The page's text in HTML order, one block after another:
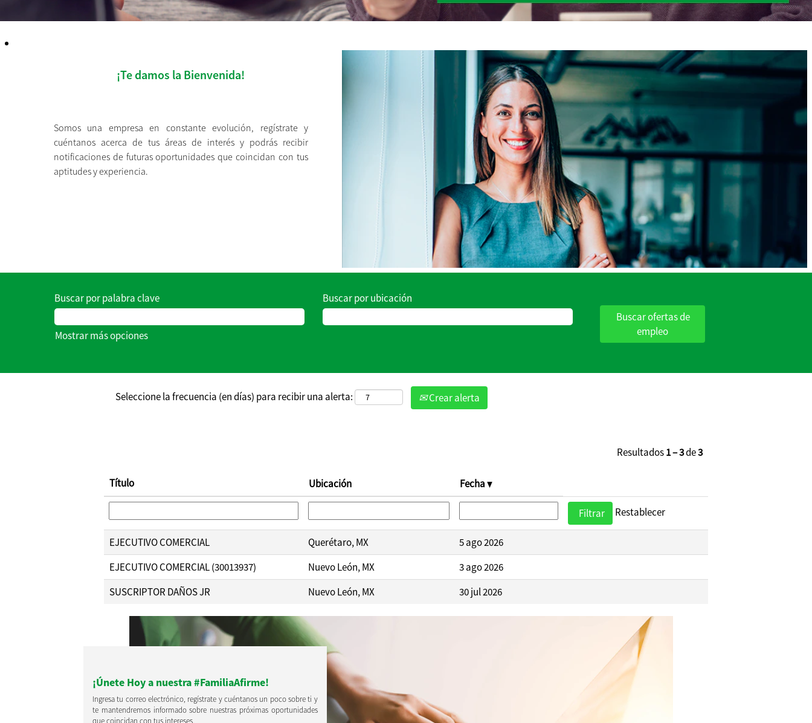
¡Te damos la Bienvenida!
Somos una empresa en constante evolución, regístrate y
cuéntanos acerca de tus áreas de interés y podrás recibir
notificaciones de futuras oportunidades que coincidan con tus
aptitudes y experiencia.
Buscar por palabra clave Buscar por ubicación
Mostrar más opciones
Seleccione la frecuencia (en días) para recibir una alerta: Crear alerta
Resultados1 – 3de3
Título Ubicación Fecha
Restablecer
EJECUTIVO COMERCIAL Querétaro, MX
5 ago 2026
EJECUTIVO COMERCIAL (30013937)
Nuevo León, MX
3 ago 2026
SUSCRIPTOR DAÑOS JR
Nuevo León, MX 30 jul 2026
¡Únete Hoy a nuestra #FamiliaAfirme!
Ingresa tu correo electrónico, regístrate y cuéntanos un poco sobre ti y
te mantendremos informado sobre nuestras próximas oportunidades